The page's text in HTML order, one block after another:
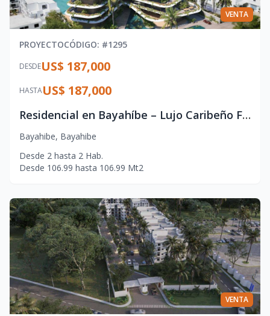
VENTA
PROYECTOCÓDIGO: #1295
DESDEUS$ 187,000
HASTAUS$ 187,000
Residencial en Bayahíbe – Lujo Caribeño Frente al Mar
Bayahibe, Bayahibe
Desde 2 hasta 2 Hab.
Desde 106.99 hasta 106.99 Mt2
VENTA